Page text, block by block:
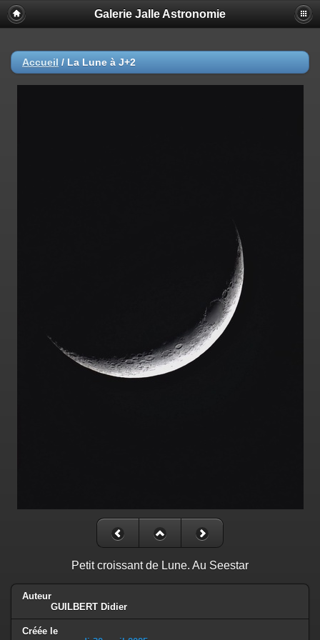
Galerie Jalle Astronomie
Accueil / La Lune à J+2
Petit croissant de Lune. Au Seestar
Auteur
GUILBERT Didier
Créée le